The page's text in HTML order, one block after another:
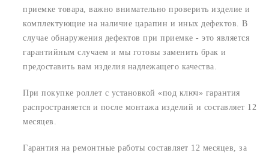
приемке товара, важно внимательно проверить изделие и
комплектующие на наличие царапин и иных дефектов. В
случае обнаружения дефектов при приемке - это является
гарантийным случаем и мы готовы заменить брак и
предоставить вам изделия надлежащего качества.
При покупке роллет с установкой «под ключ» гарантия
распространяется и после монтажа изделий и составляет 12
месяцев.
Гарантия на ремонтные работы составляет 12 месяцев, за